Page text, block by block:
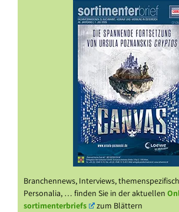
Branchennews, Interviews,
Personalia, … finden Sie in der aktuellen
sortimenterbriefs
zum Blättern